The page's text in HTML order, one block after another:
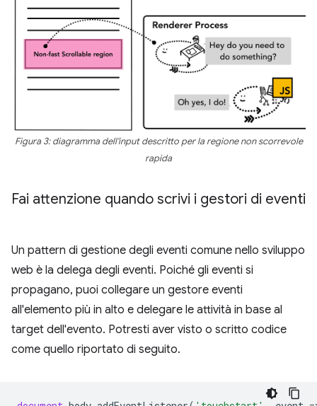
Figura 3: diagramma dell'input descritto per la regione non scorrevole
rapida
Fai attenzione quando scrivi i gestori di eventi
Un pattern di gestione degli eventi comune nello sviluppo
web è la delega degli eventi. Poiché gli eventi si
propagano, puoi collegare un gestore eventi
all'elemento più in alto e delegare le attività in base al
target dell'evento. Potresti aver visto o scritto codice
come quello riportato di seguito.